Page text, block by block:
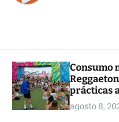
Consumo
prácticas
agosto 8,